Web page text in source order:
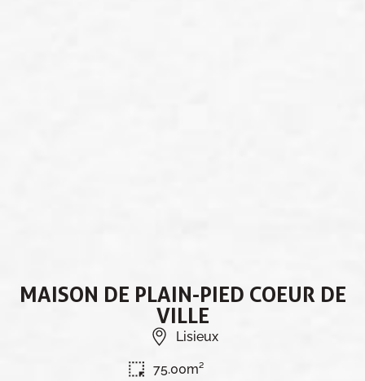
MAISON DE PLAIN-PIED COEUR DE
VILLE
Lisieux
75.00m²